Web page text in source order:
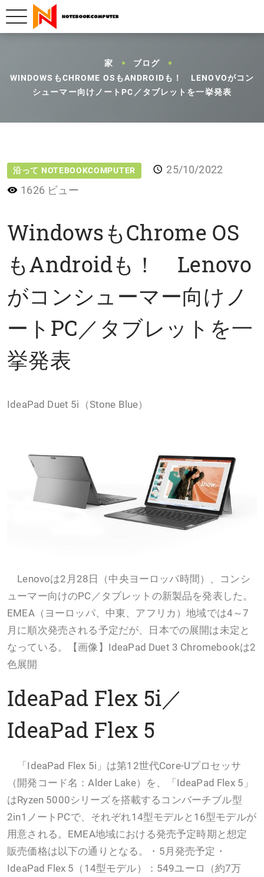
家
ブログ
WINDOWSもCHROME OSもANDROIDも！ LENOVOがコン
シューマー向けノートPC／タブレットを一挙発表
沿って NOTEBOOKCOMPUTER
25/10/2022
1626 ビュー
WindowsもChrome OS
もAndroidも！ Lenovo
がコンシューマー向けノ
ートPC／タブレットを一
挙発表
IdeaPad Duet 5i（Stone Blue）
Lenovoは2月28日（中央ヨーロッパ時間）、コンシ
ューマー向けのPC／タブレットの新製品を発表した。
EMEA（ヨーロッパ、中東、アフリカ）地域では4～7
月に順次発売される予定だが、日本での展開は未定と
なっている。【画像】IdeaPad Duet 3 Chromebookは2
色展開
IdeaPad Flex 5i／
IdeaPad Flex 5
「IdeaPad Flex 5i」は第12世代Core-Uプロセッサ
（開発コード名：Alder Lake）を、「IdeaPad Flex 5」
はRyzen 5000シリーズを搭載するコンバーチブル型
2in1ノートPCで、それぞれ14型モデルと16型モデルが
用意される。EMEA地域における発売予定時期と想定
販売価格は以下の通りとなる。・5月発売予定・
IdeaPad Flex 5（14型モデル）：549ユーロ（約7万